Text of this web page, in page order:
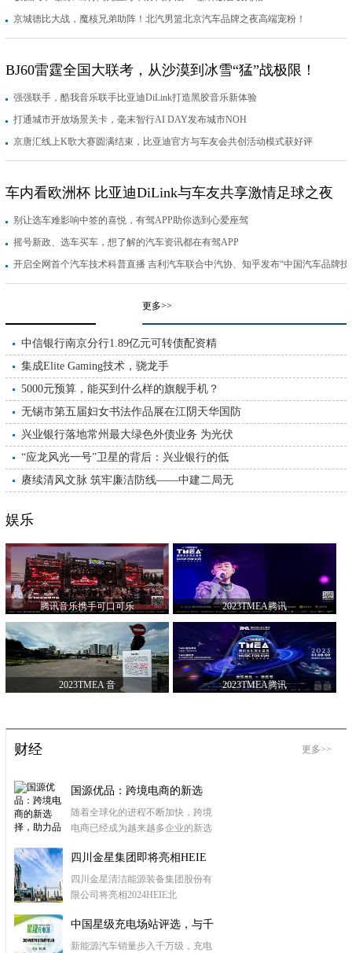
京城德比大战，魔核兄弟助阵！北汽男篮北京汽车品牌之夜高端宠粉！
BJ60雷霆全国大联考，从沙漠到冰雪“猛”战极限！
强强联手，酷我音乐联手比亚迪DiLink打造黑胶音乐新体验
打通城市开放场景关卡，毫末智行AI DAY发布城市NOH
京唐汇线上K歌大赛圆满结束，比亚迪官方与车友会共创活动模式获好评
车内看欧洲杯 比亚迪DiLink与车友共享激情足球之夜
别让选车难影响中签的喜悦，有驾APP助你选到心爱座驾
摇号新政、选车买车，想了解的汽车资讯都在有驾APP
开启全网首个汽车技术科普直播 吉利汽车联合中汽协、知乎发布“中国汽车品牌技
更多>>
中信银行南京分行1.89亿元可转债配资精
集成Elite Gaming技术，骁龙手
5000元预算，能买到什么样的旗舰手机？
无锡市第五届妇女书法作品展在江阴天华国防
兴业银行落地常州最大绿色外债业务 为光伏
“应龙风光一号”卫星的背后：兴业银行的低
赓续清风文脉 筑牢廉洁防线——中建二局无
娱乐
腾讯音乐携手可口可乐 2023TMEA腾讯
2023TMEA 音 2023TMEA腾讯
财经 更多>>
国源优品：跨境电商的新选
择，助力品牌国际
随着全球化的进程不断加快，跨境
电商已经成为越来越多企业的新选
四川金星集团即将亮相HEIE
国际氢能展，
四川金星清洁能源装备集团股份有
限公司将亮相2024HEIE北
中国星级充电场站评选，与千
万充电桩场站运
新能源汽车销量步入千万级，充电